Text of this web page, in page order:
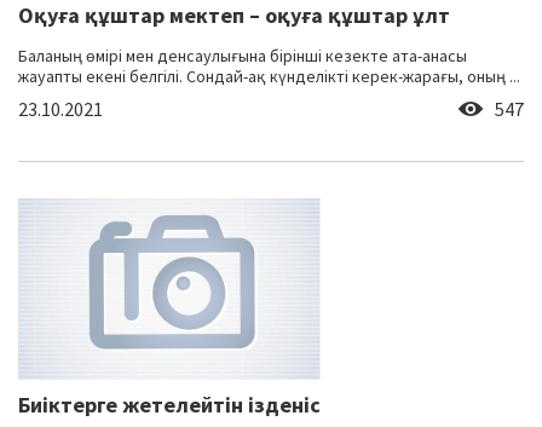
Оқуға құштар мектеп – оқуға құштар ұлт
Баланың өмірі мен денсаулығына бірінші кезекте ата-анасы
жауапты екені белгілі. Сондай-ақ күнделікті керек-жарағы, оның ...
23.10.2021 547
Биіктерге жетелейтін ізденіс